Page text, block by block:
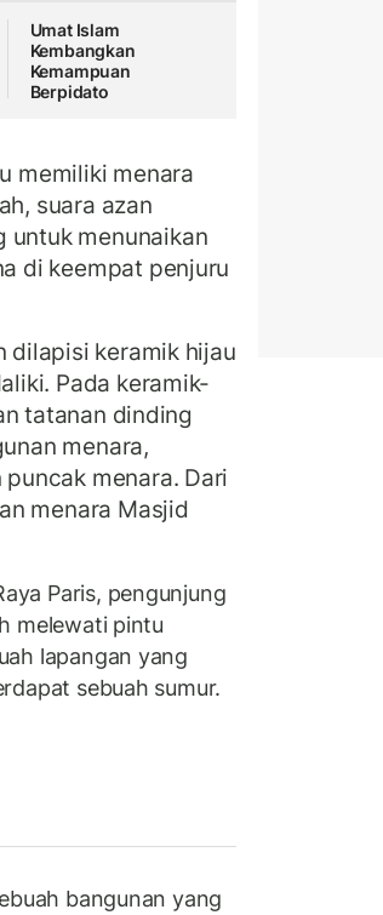
Umat Islam
Kembangkan
Kemampuan
Berpidato
memiliki menara
suara azan
untuk menunaikan
di keempat penjuru
dilapisi keramik hijau
Pada keramik-
tatanan dinding
menara,
menara. Dari
menara Masjid
Paris, pengunjung
melewati pintu
lapangan yang
sebuah sumur.
bangunan yang